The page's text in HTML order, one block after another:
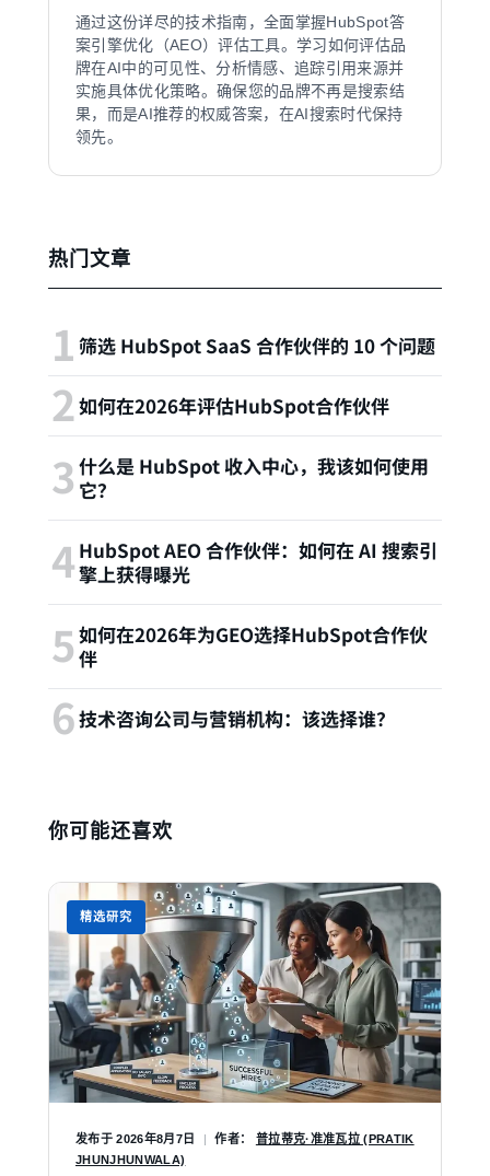
通过这份详尽的技术指南，全面掌握HubSpot答
案引擎优化（AEO）评估工具。学习如何评估品
牌在AI中的可见性、分析情感、追踪引用来源并
实施具体优化策略。确保您的品牌不再是搜索结
果，而是AI推荐的权威答案，在AI搜索时代保持
领先。
热门文章
筛选 HubSpot SaaS 合作伙伴的 10 个问题
如何在2026年评估HubSpot合作伙伴
什么是 HubSpot 收入中心，我该如何使用
它？
HubSpot AEO 合作伙伴：如何在 AI 搜索引
擎上获得曝光
如何在2026年为GEO选择HubSpot合作伙
伴
技术咨询公司与营销机构：该选择谁？
你可能还喜欢
精选研究
发布于 2026年8月7日 作者：
普拉蒂克·准准瓦拉 (PRATIK
JHUNJHUNWALA)